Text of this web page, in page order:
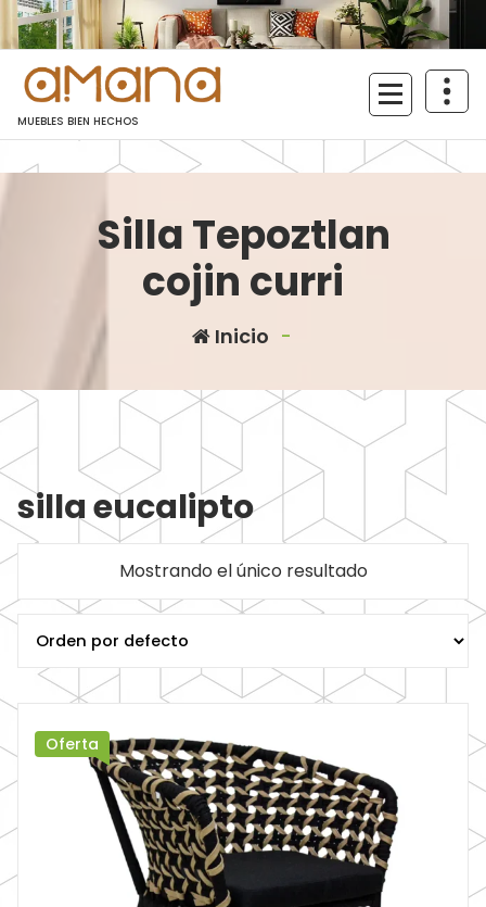
Saltar
al
contenido
MUEBLES BIEN HECHOS
Silla Tepoztlan
cojin curri
Inicio -
silla eucalipto
Mostrando el único resultado
Oferta